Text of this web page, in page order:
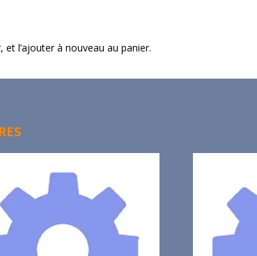
l’ajouter à nouveau au panier.